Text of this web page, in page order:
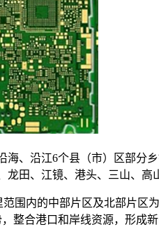
、沿江6个县（市）区部分
田、江镜、港头、三山、高
围内的中部片区及北部片区
整合港口和岸线资源，形成